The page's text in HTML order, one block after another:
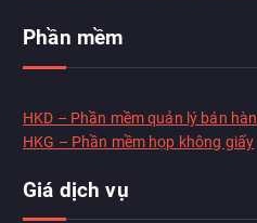
Phần mềm
HKD – Phần mềm quản lý bán
HKG – Phần mềm họp không giấy
Giá dịch vụ